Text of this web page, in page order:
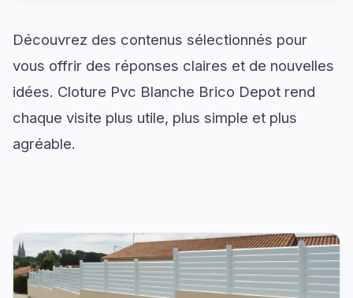
Découvrez des contenus sélectionnés pour
vous offrir des réponses claires et de nouvelles
idées. Cloture Pvc Blanche Brico Depot rend
chaque visite plus utile, plus simple et plus
agréable.